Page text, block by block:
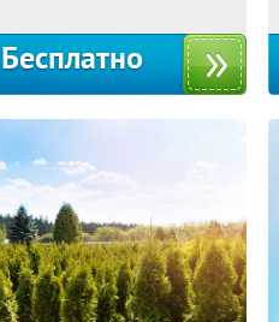
Бесплатно